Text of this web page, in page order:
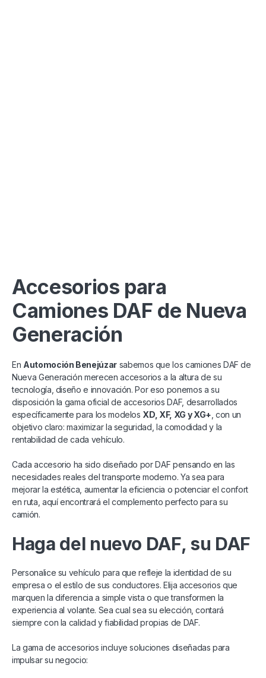
Accesorios para
Camiones DAF de Nueva
Generación
En Automoción Benejúzarsabemos que los camiones DAF de
Nueva Generación merecen accesorios a la altura de su
tecnología, diseño e innovación. Por eso ponemos a su
disposición la gama oficial de accesorios DAF, desarrollados
específicamente para los modelos XD, XF, XG y XG+ , con un
objetivo claro: maximizar la seguridad, la comodidad y la
rentabilidad de cada vehículo.
Cada accesorio ha sido diseñado por DAF pensando en las
necesidades reales del transporte moderno. Ya sea para
mejorar la estética, aumentar la eficiencia o potenciar el confort
en ruta, aquí encontrará el complemento perfecto para su
camión.
Haga del nuevo DAF, su DAF
Personalice su vehículo para que refleje la identidad de su
empresa o el estilo de sus conductores. Elija accesorios que
marquen la diferencia a simple vista o que transformen la
experiencia al volante. Sea cual sea su elección, contará
siempre con la calidad y fiabilidad propias de DAF.
La gama de accesorios incluye soluciones diseñadas para
impulsar su negocio: